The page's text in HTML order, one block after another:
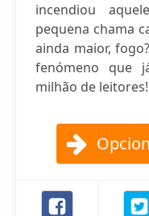
incendiou
pequena chama
ainda maior,
fenómeno que
milhão de leitores!